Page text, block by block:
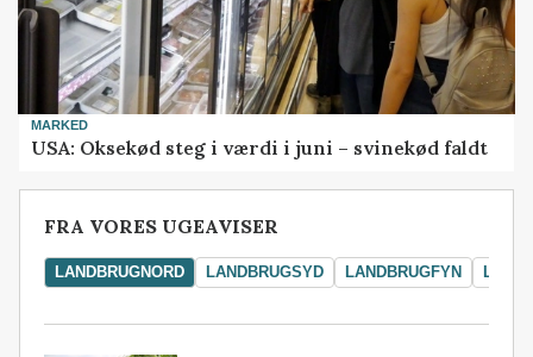
MARKED
USA: Oksekød steg i værdi i juni – svinekød faldt
FRA VORES UGEAVISER
LANDBRUGNORD LANDBRUGSYD LANDBRUGFYN